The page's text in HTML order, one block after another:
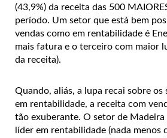
(43,9%) da receita das 500
período. Um setor que está bem
vendas como em rentabilidade é
mais fatura e o terceiro com maior
da receita).
Quando, aliás, a lupa recai sobre os
em rentabilidade, a receita com
tão exuberante. O setor de
líder em rentabilidade (nada menos